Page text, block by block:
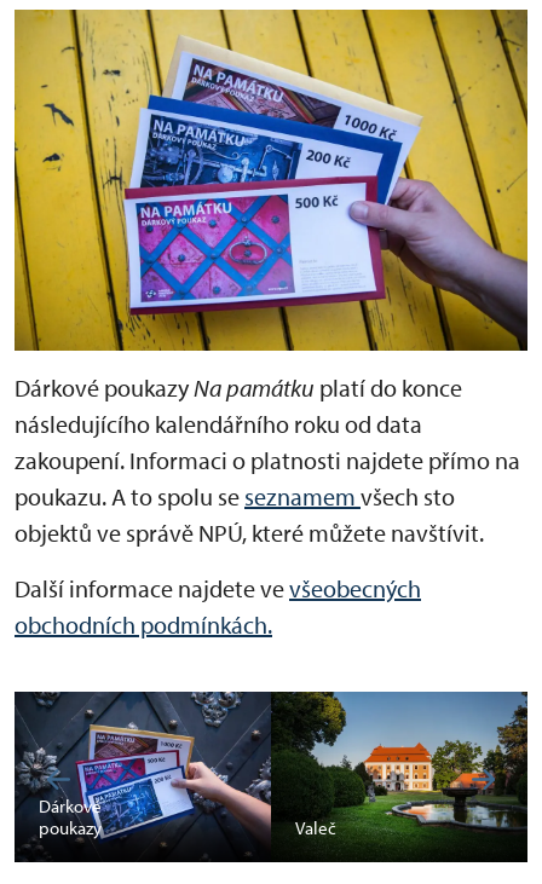
Dárkové poukazyNa památku platí do konce
následujícího kalendářního roku od data
zakoupení. Informaci o platnosti najdete přímo na
poukazu. A to spolu se seznamem všech sto
objektů ve správě NPÚ, které můžete navštívit.
Další informace najdete vevšeobecných
obchodních podmínkách.
Dárkové
poukazy
Valeč